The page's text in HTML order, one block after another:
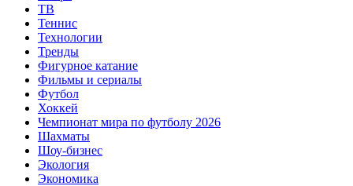
ТВ
Теннис
Технологии
Тренды
Фигурное катание
Фильмы и сериалы
Футбол
Хоккей
Чемпионат мира по футболу 2026
Шахматы
Шоу-бизнес
Экология
Экономика